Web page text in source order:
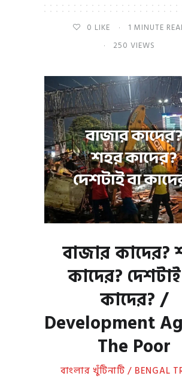
0 LIKE
1 MINUTE
250 VIEWS
বাজার কাদের?
কাদের?
কাদের? /
Development
The Poor
বাংলার খুঁটিনাটি / BENGAL